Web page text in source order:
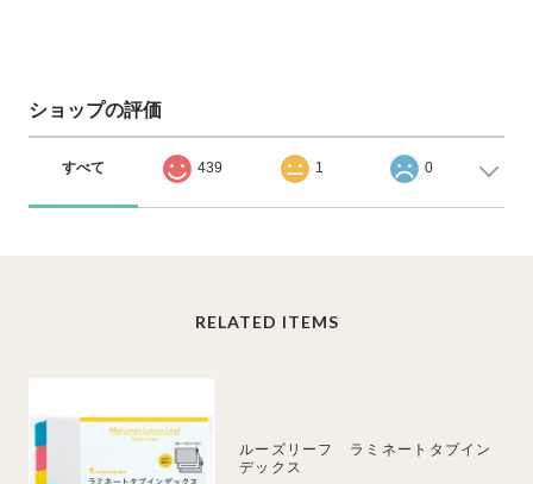
ショップの評価
すべて 439 1 0
RELATED ITEMS
ルーズリーフ ラミネートタブイン
デックス